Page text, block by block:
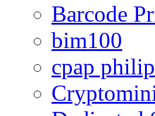
Barcode
bim100
cpap